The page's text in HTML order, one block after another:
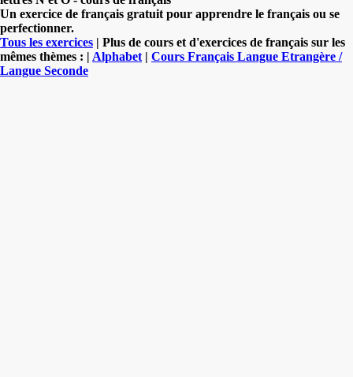
Un exercice de français gratuit pour apprendre le français ou se
perfectionner.
Tous les exercices | Plus de cours et d'exercices de français sur les
mêmes thèmes : | Alphabet | Cours Français Langue Etrangère /
Langue Seconde